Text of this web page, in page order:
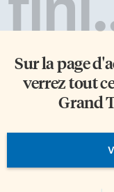
Sur la page
verrez tout
Grand